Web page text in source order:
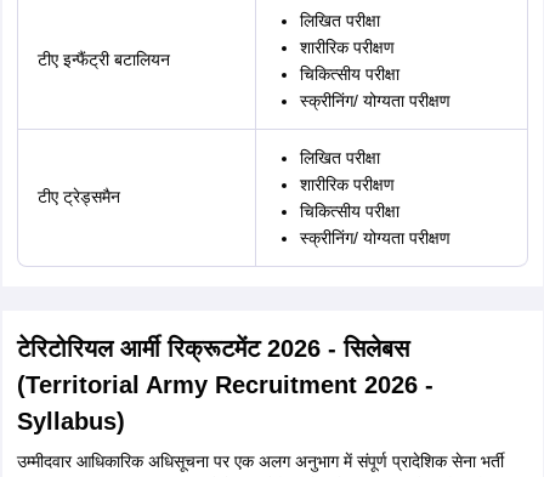
टीए इन्फैंट्री बटालियन
लिखित परीक्षा
शारीरिक परीक्षण
चिकित्सीय परीक्षा
स्क्रीनिंग/ योग्यता परीक्षण
टीए ट्रेड्समैन
लिखित परीक्षा
शारीरिक परीक्षण
चिकित्सीय परीक्षा
स्क्रीनिंग/ योग्यता परीक्षण
टेरिटोरियल आर्मी रिक्रूटमेंट 2026 - सिलेबस
(Territorial Army Recruitment 2026 -
Syllabus)
उम्मीदवार आधिकारिक अधिसूचना पर एक अलग अनुभाग में संपूर्ण प्रादेशिक सेना भर्ती